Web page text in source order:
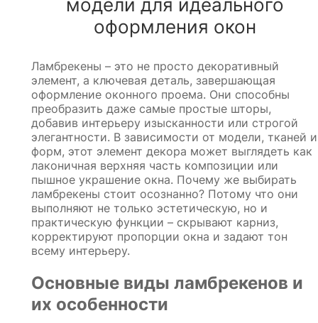
модели для идеального
оформления окон
Ламбрекены – это не просто декоративный
элемент, а ключевая деталь, завершающая
оформление оконного проема. Они способны
преобразить даже самые простые шторы,
добавив интерьеру изысканности или строгой
элегантности. В зависимости от модели, тканей и
форм, этот элемент декора может выглядеть как
лаконичная верхняя часть композиции или
пышное украшение окна. Почему же выбирать
ламбрекены стоит осознанно? Потому что они
выполняют не только эстетическую, но и
практическую функции – скрывают карниз,
корректируют пропорции окна и задают тон
всему интерьеру.
Основные виды ламбрекенов и
их особенности